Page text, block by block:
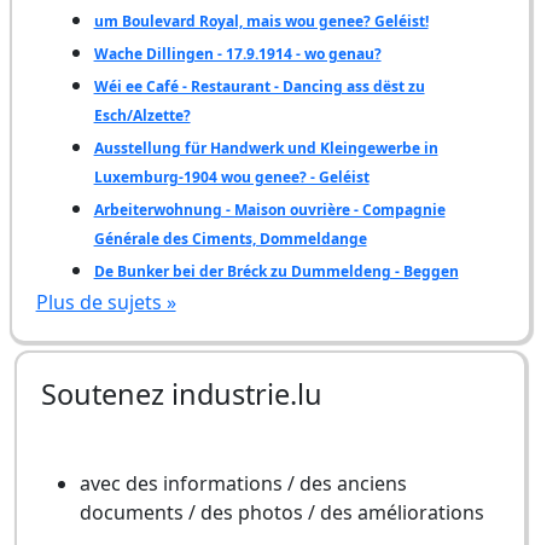
um Boulevard Royal, mais wou genee? Geléist!
Wache Dillingen - 17.9.1914 - wo genau?
Wéi ee Café - Restaurant - Dancing ass dëst zu
Esch/Alzette?
Ausstellung für Handwerk und Kleingewerbe in
Luxemburg-1904 wou genee? - Geléist
Arbeiterwohnung - Maison ouvrière - Compagnie
Générale des Ciments, Dommeldange
De Bunker bei der Bréck zu Dummeldeng - Beggen
Plus de sujets »
Soutenez industrie.lu
avec des informations / des anciens
documents / des photos / des améliorations